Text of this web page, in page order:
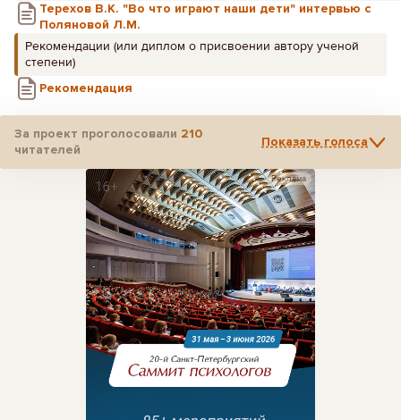
Терехов В.К. "Во что играют наши дети" интервью с
Поляновой Л.М.
Рекомендации (или диплом о присвоении автору ученой
степени)
Рекомендация
За проект проголосовали 210
читателей
Показать голоса
Реклама